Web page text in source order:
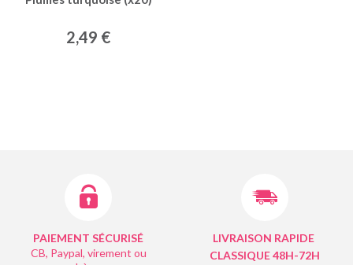
2,49 €
PAIEMENT SÉCURISÉ
CB, Paypal, virement ou
LIVRAISON RAPIDE
CLASSIQUE 48H-72H